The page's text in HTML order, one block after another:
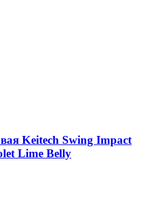
Keitech Swing Impact
Lime Belly